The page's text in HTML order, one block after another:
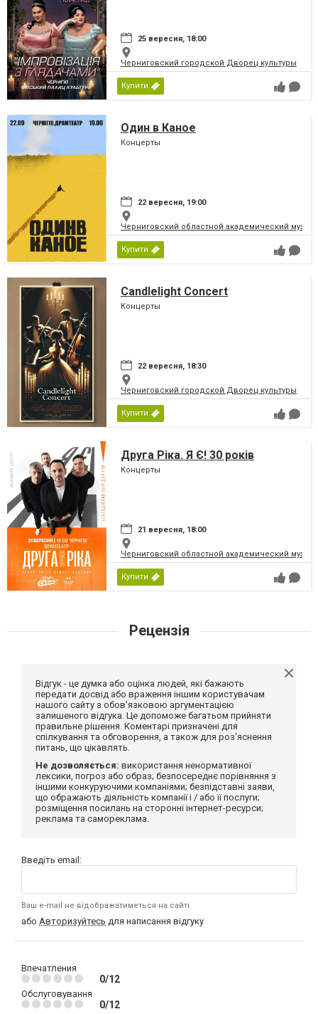
25 вересня, 18:00
Черниговский городской Дворец культуры
Купити
Один в Каное
Концерты
22 вересня, 19:00
Черниговский областной академический
Купити
Candlelight Concert
Концерты
22 вересня, 18:30
Черниговский городской Дворец культуры
Купити
Друга Ріка. Я Є! 30 років
Концерты
21 вересня, 18:00
Черниговский областной академический
Купити
Рецензія
Відгук - це думка або оцінка людей, які бажають
передати досвід або враження іншим користувачам
нашого сайту з обов'язковою аргументацією
залишеного відгука. Це допоможе багатьом прийняти
правильне рішення. Коментарі призначені для
спілкування та обговорення, а також для роз'яснення
питань, що цікавлять.
Не дозволяється: використання ненормативної
лексики, погроз або образ; безпосереднє порівняння з
іншими конкуруючими компаніями; безпідставні заяви,
що ображають діяльність компанії і / або її послуги;
розміщення посилань на сторонні інтернет-ресурси;
реклама та самореклама.
Введіть email:
Ваш e-mail не відображатиметься на сайті
або Авторизуйтесь для написання відгуку
Впечатления
0/12
Обслуговування
0/12